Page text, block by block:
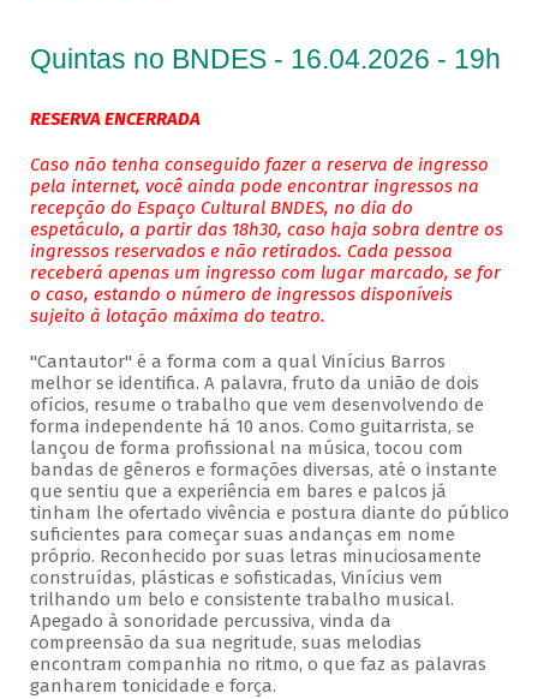
Quintas no BNDES - 16.04.2026 - 19h
RESERVA ENCERRADA
Caso não tenha conseguido fazer a reserva de ingresso
pela internet, você ainda pode encontrar ingressos na
recepção do Espaço Cultural BNDES, no dia do
espetáculo, a partir das 18h30, caso haja sobra dentre os
ingressos reservados e não retirados. Cada pessoa
receberá apenas um ingresso com lugar marcado, se for
o caso, estando o número de ingressos disponíveis
sujeito à lotação máxima do teatro.
"Cantautor" é a forma com a qual Vinícius Barros
melhor se identifica. A palavra, fruto da união de dois
ofícios, resume o trabalho que vem desenvolvendo de
forma independente há 10 anos. Como guitarrista, se
lançou de forma profissional na música, tocou com
bandas de gêneros e formações diversas, até o instante
que sentiu que a experiência em bares e palcos já
tinham lhe ofertado vivência e postura diante do público
suficientes para começar suas andanças em nome
próprio. Reconhecido por suas letras minuciosamente
construídas, plásticas e sofisticadas, Vinícius vem
trilhando um belo e consistente trabalho musical.
Apegado à sonoridade percussiva, vinda da
compreensão da sua negritude, suas melodias
encontram companhia no ritmo, o que faz as palavras
ganharem tonicidade e força.